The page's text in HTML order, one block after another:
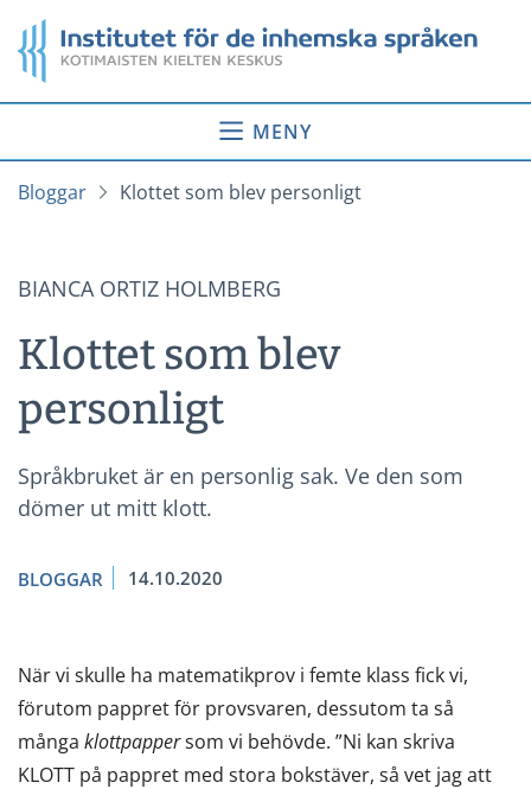
till
innehåll
Startsida
MENY
Bloggar Klottet som blev personligt
BIANCA ORTIZ HOLMBERG
Klottet som blev
personligt
Språkbruket är en personlig sak. Ve den som
dömer ut mitt klott.
BLOGGAR 14.10.2020
När vi skulle ha matematikprov i femte klass fick vi,
förutom pappret för provsvaren, dessutom ta så
många klottpappersom vi behövde. ”Ni kan skriva
KLOTT på pappret med stora bokstäver, så vet jag att